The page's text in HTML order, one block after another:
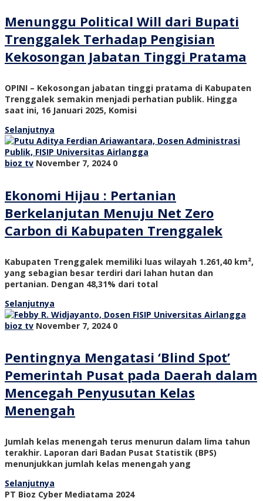
Menunggu Political Will dari Bupati
Trenggalek Terhadap Pengisian
Kekosongan Jabatan Tinggi Pratama
OPINI – Kekosongan jabatan tinggi pratama di Kabupaten
Trenggalek semakin menjadi perhatian publik. Hingga
saat ini, 16 Januari 2025, Komisi
Selanjutnya
bioz tv November 7, 2024 0
Ekonomi Hijau : Pertanian
Berkelanjutan Menuju Net Zero
Carbon di Kabupaten Trenggalek
Kabupaten Trenggalek memiliki luas wilayah 1.261,40 km²,
yang sebagian besar terdiri dari lahan hutan dan
pertanian. Dengan 48,31% dari total
Selanjutnya
bioz tv November 7, 2024 0
Pentingnya Mengatasi ‘Blind Spot’
Pemerintah Pusat pada Daerah dalam
Mencegah Penyusutan Kelas
Menengah
Jumlah kelas menengah terus menurun dalam lima tahun
terakhir. Laporan dari Badan Pusat Statistik (BPS)
menunjukkan jumlah kelas menengah yang
Selanjutnya
PT Bioz Cyber Mediatama 2024